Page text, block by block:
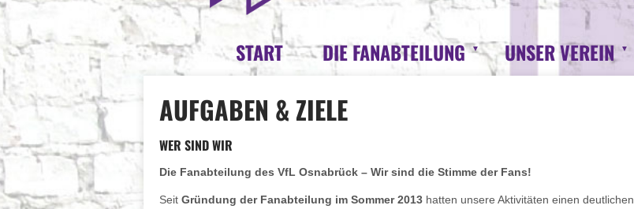
START DIE FANABTEILUNG UNSER VEREIN
AUFGABEN & ZIELE
WER SIND WIR
Die Fanabteilung des VfL Osnabrück – Wir sind die Stimme der Fans!
Seit Gründung der Fanabteilung im Sommer 2013 hatten unsere Aktivitäten einen deutlichen